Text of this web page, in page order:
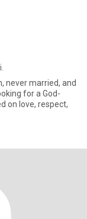
never married, and
on love, respect,